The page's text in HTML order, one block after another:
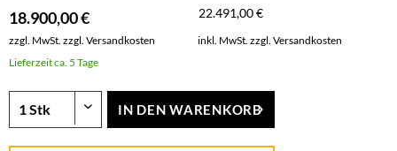
18.900,00 € 22.491,00 €
zzgl. MwSt. zzgl. Versandkosten inkl. MwSt. zzgl. Versandkosten
Lieferzeit ca. 5 Tage
IN DEN WARENKORB